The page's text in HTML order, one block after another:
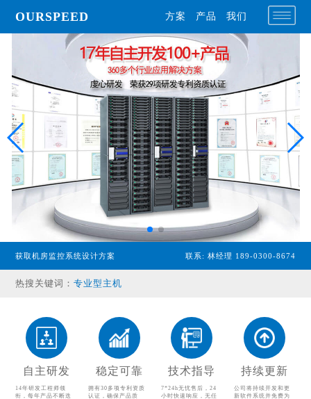
OURSPEED 方案 产品 我们
获取机房监控系统设计方案 联系: 林经理 189-0300-8674
热搜关键词：经济型主机
温湿度传感器
配电监控设备
气体监控设备
其他配件产品
自主研发
14年研发工程师领
衔，每年产品不断迭
稳定可靠
拥有30多项专利资质
认证，确保产品质
技术指导
7*24h无忧售后，24
小时快速响应，无任
持续更新
公司将持续开发和更
新软件系统并免费为